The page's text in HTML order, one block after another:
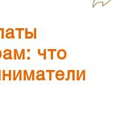
что